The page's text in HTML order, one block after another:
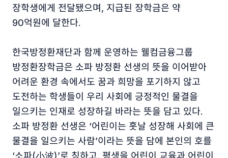
장학생에게 전달됐으며, 지급된 장학금은 약
90억원에 달한다.
한국방정환재단과 함께 운영하는 웰컴금융그룹
방정환장학금은 소파 방정환 선생의 뜻을 이어받아
어려운 환경 속에서도 꿈과 희망을 포기하지 않고
도전하는 학생들이 우리 사회에 긍정적인 물결을
일으키는 인재로 성장하길 바라는 뜻을 담고 있다.
소파 방정환 선생은 ‘어린이는 훗날 성장해 사회에 큰
물결을 일으키는 사람’이라는 뜻을 담에 본인의 호를
‘소파(小波)’로 칭하고, 평생을 어린이 교육과 어린이